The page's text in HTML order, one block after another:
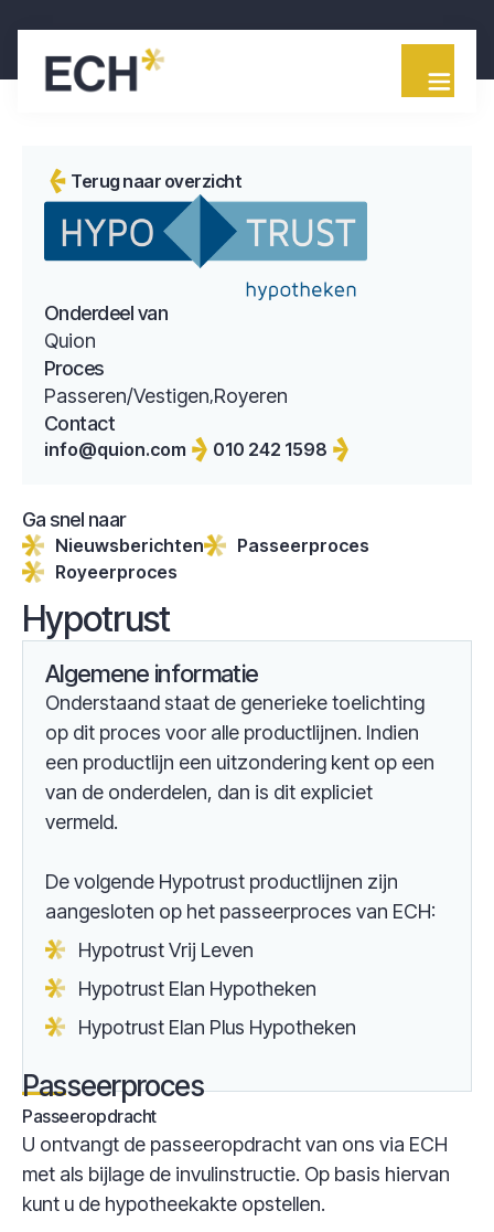
Terug naar overzicht
Onderdeel van
Quion
Proces
Passeren/Vestigen Royeren
Contact
info@quion.com 010 242 1598
Ga snel naar
Nieuwsberichten
Passeerproces
Royeerproces
Hypotrust
Algemene informatie
Onderstaand staat de generieke toelichting
op dit proces voor alle productlijnen. Indien
een productlijn een uitzondering kent op een
van de onderdelen, dan is dit expliciet
vermeld.
De volgende Hypotrust productlijnen zijn
aangesloten op het passeerproces van ECH:
Hypotrust Vrij Leven
Hypotrust Elan Hypotheken
Hypotrust Elan Plus Hypotheken
Passeerproces
Passeeropdracht
U ontvangt de passeeropdracht van ons via ECH
met als bijlage de invulinstructie. Op basis hiervan
kunt u de hypotheekakte opstellen.